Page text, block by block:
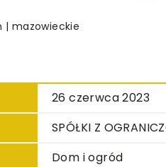
| mazowieckie
26 czerwca 2023
SPÓŁKI Z
Dom i ogród